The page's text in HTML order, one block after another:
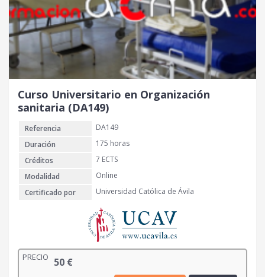
Curso Universitario en Organización
sanitaria (DA149)
Referencia
DA149
Duración
175 horas
Créditos
7 ECTS
Modalidad
Online
Certificado por
Universidad Católica de Ávila
PRECIO 50 €